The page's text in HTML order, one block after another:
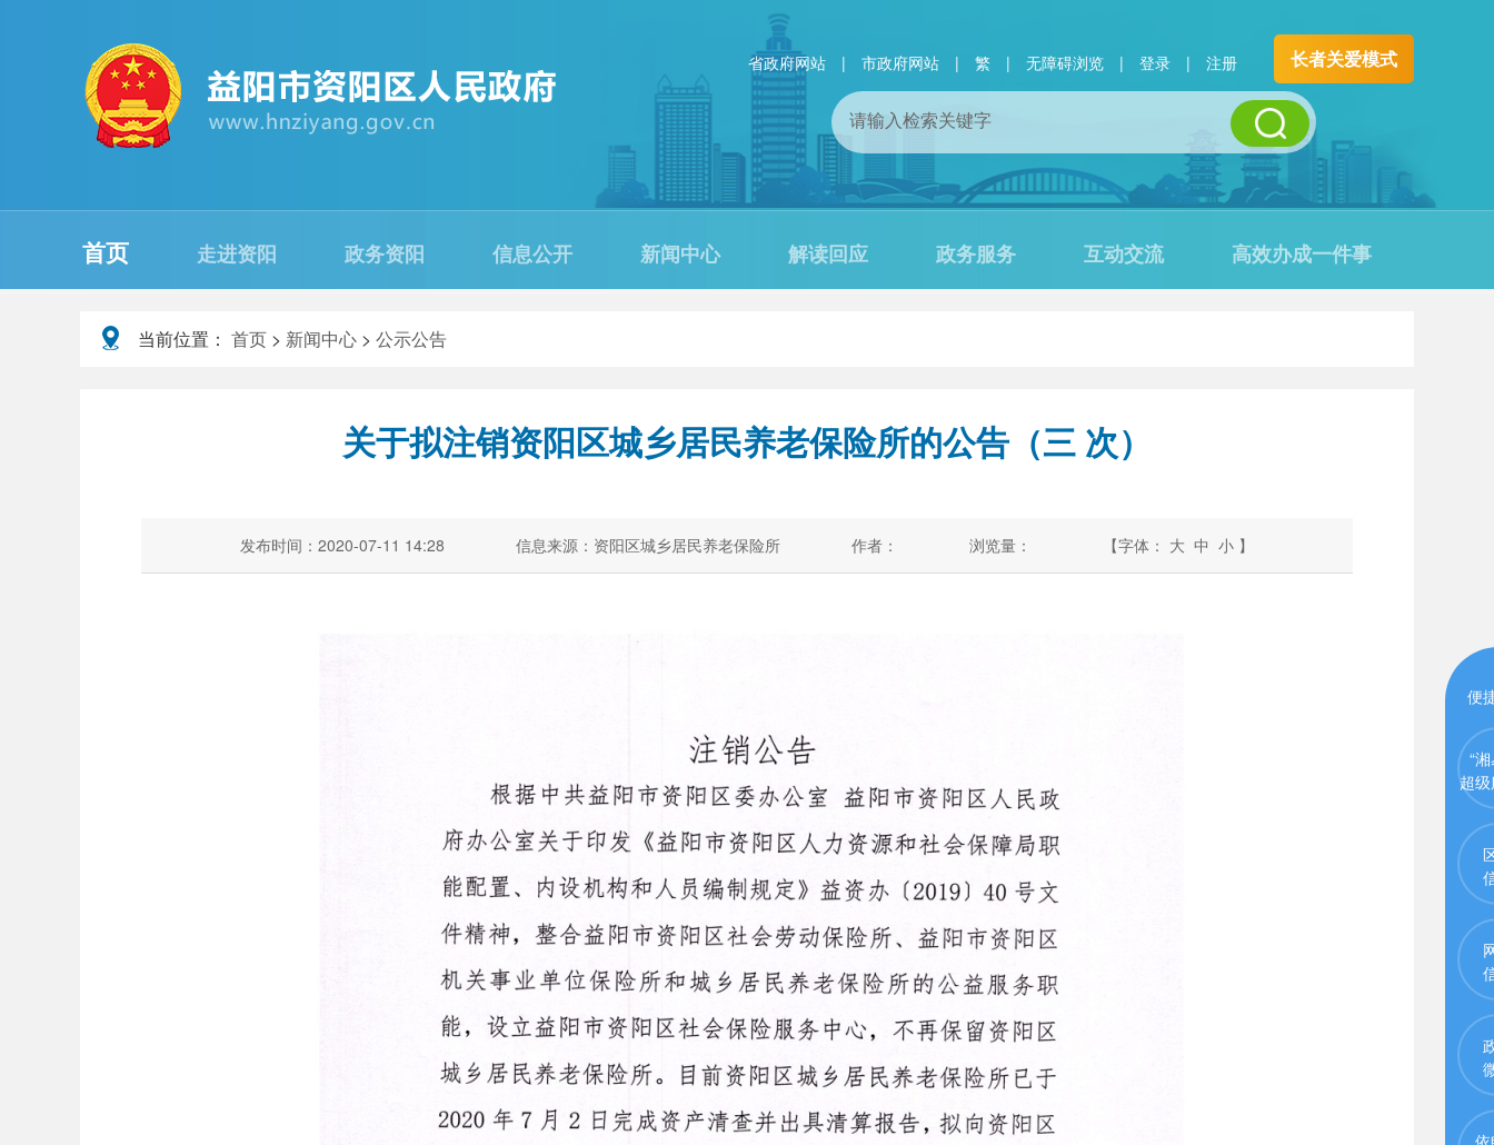
省政府网站 | 市政府网站 | 繁 | 无障碍浏览 | 登录 | 注册 长者关爱模式
首页 走进资阳 政务资阳 信息公开 新闻中心 解读回应 政务服务 互动交流 高效办成一件事
当前位置： 首页 > 新闻中心 > 公示公告
关于拟注销资阳区城乡居民养老保险所的公告（三 次）
发布时间：2020-07-11 14:28 信息来源：资阳区城乡居民养老保险所 作者： 浏览量： 【字体： 大 中 小 】
便
“
超